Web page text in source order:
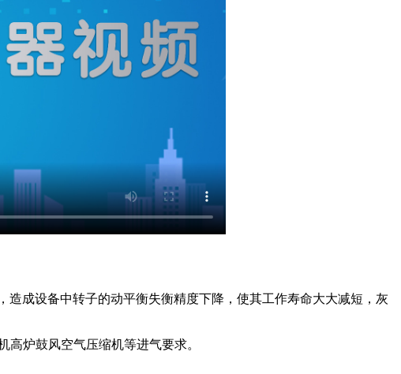
成设备中转子的动平衡失衡精度下降，使其工作寿命大大减短，灰
炉鼓风空气压缩机等进气要求。